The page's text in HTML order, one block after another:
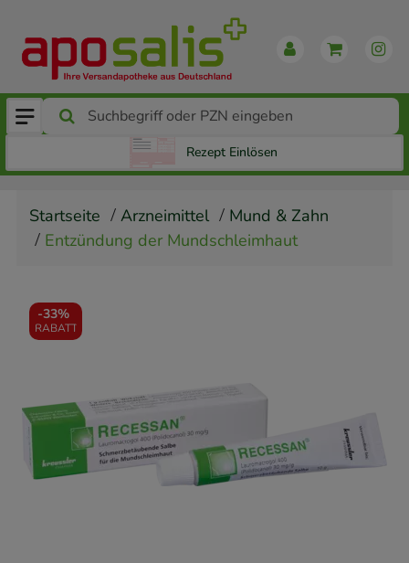
Rezept Einlösen
Startseite Arzneimittel
Mund & Zahn
Entzündung der Mundschleimhaut
-33%
RABATT